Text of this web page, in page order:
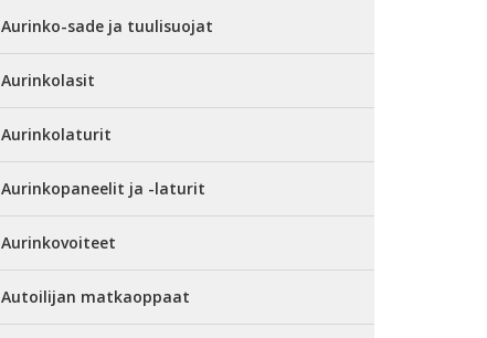
Aurinko-sade ja tuulisuojat
Aurinkolasit
Aurinkolaturit
Aurinkopaneelit ja -laturit
Aurinkovoiteet
Autoilijan matkaoppaat